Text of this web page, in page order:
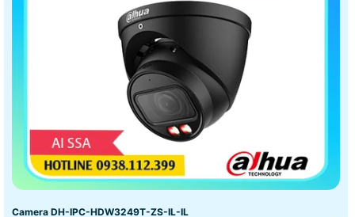
Camera DH-IPC-HDW3249T-ZS-IL-IL